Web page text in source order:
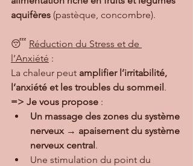
aquifères (pastèque, concombre).
😴 Réduction du Stress et de
l’Anxiété :
La chaleur peut amplifier l’irritabilité,
l’anxiété et les troubles du sommeil.
=> Je vous propose :
Un massage des zones du système
nerveux → apaisement du système
nerveux central.
Une stimulation du point du